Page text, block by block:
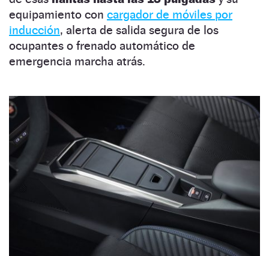
equipamiento con cargador de móviles por
inducción, alerta de salida segura de los
ocupantes o frenado automático de
emergencia marcha atrás.